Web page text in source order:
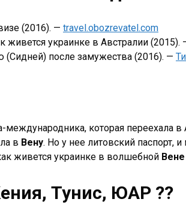
(2016). — travel.obozrevatel.com
живется украинке в Австралии (2015).
(Сидней) после замужества (2016). —
международника, которая переехала
в Вену. Но у нее литовский паспорт,
живется украинке в волшебной Вене
Тунис, ЮАР ??